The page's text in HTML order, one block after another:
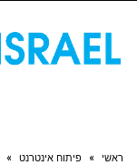
ראשי » פיתוח אינטרנט »